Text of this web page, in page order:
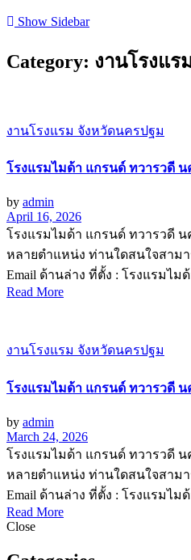
Show Sidebar
Category: งานโรงแร
งานโรงแรม จังหวัดนครปฐม
โรงแรมไมด้า แกรนด์ ทวารวดี น
by admin
April 16, 2026
โรงแรมไมด้า แกรนด์ ทวารวดี
หลายตำแหน่ง ท่านใดสนใจสาม
Email ด้านล่าง ที่ตั้ง : โรงแรมไม
Read More
งานโรงแรม จังหวัดนครปฐม
โรงแรมไมด้า แกรนด์ ทวารวดี น
by admin
March 24, 2026
โรงแรมไมด้า แกรนด์ ทวารวดี
หลายตำแหน่ง ท่านใดสนใจสาม
Email ด้านล่าง ที่ตั้ง : โรงแรมไม
Read More
Close